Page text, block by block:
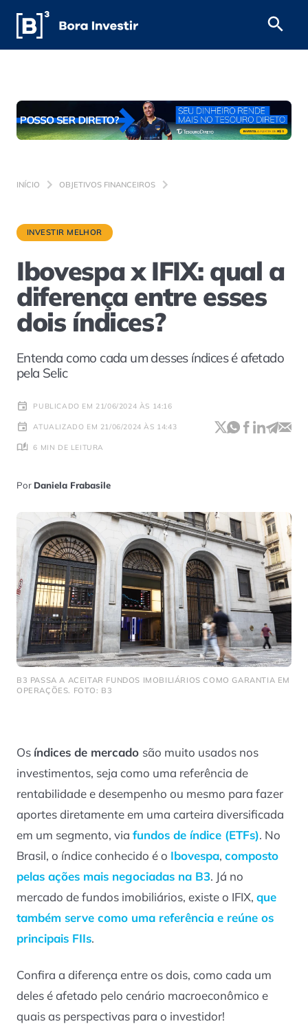
INÍCIO OBJETIVOS FINANCEIROS
INVESTIR MELHOR
Ibovespa x IFIX: qual a
diferença entre esses
dois índices?
Entenda como cada um desses índices é afetado
pela Selic
PUBLICADO EM 21/06/2024 ÀS 14:16
ATUALIZADO EM 21/06/2024 ÀS 14:43
6 MIN DE LEITURA
Por Daniela Frabasile
B3 PASSA A ACEITAR FUNDOS IMOBILIÁRIOS COMO GARANTIA EM
OPERAÇÕES. FOTO: B3
Os índices de mercado são muito usados nos
investimentos, seja como uma referência de
rentabilidade e desempenho ou mesmo para fazer
aportes diretamente em uma carteira diversificada
em um segmento, via fundos de índice (ETFs). No
Brasil, o índice conhecido é o Ibovespa, composto
pelas ações mais negociadas na B3. Já no
mercado de fundos imobiliários, existe o IFIX, que
também serve como uma referência e reúne os
principais FIIs.
Confira a diferença entre os dois, como cada um
deles é afetado pelo cenário macroeconômico e
quais as perspectivas para o investidor!